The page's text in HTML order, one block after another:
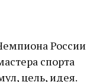
России
спорта
цель, идея.